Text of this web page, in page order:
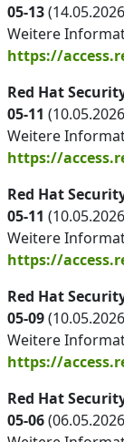
05-13
Weitere
https://
Red Hat
05-11
Weitere
https://
Red Hat
05-11
Weitere
https://
Red Hat
05-09
Weitere
https://
Red Hat
05-06